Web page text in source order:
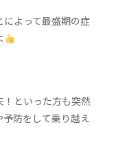
よって最盛期の症
といった方も突然
防をして乗り越え